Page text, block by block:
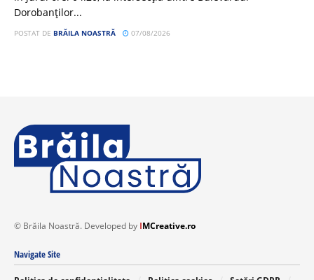
Dorobanților...
POSTAT DE BRĂILA NOASTRĂ 07/08/2026
© Brăila Noastră. Developed by IMCreative.ro
Navigate Site